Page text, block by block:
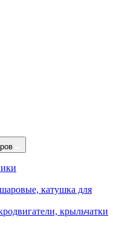
катушка для
крыльчатки